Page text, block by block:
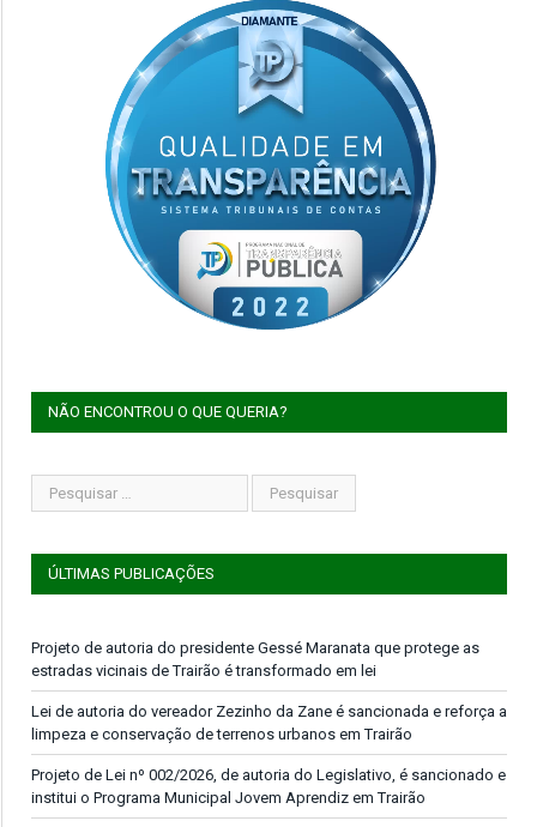
NÃO ENCONTROU O QUE QUERIA?
ÚLTIMAS PUBLICAÇÕES
Projeto de autoria do presidente Gessé Maranata que protege as
estradas vicinais de Trairão é transformado em lei
Lei de autoria do vereador Zezinho da Zane é sancionada e reforça a
limpeza e conservação de terrenos urbanos em Trairão
Projeto de Lei nº 002/2026, de autoria do Legislativo, é sancionado e
institui o Programa Municipal Jovem Aprendiz em Trairão